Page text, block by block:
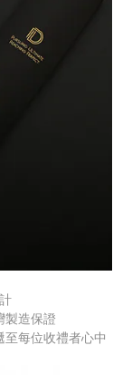
製造保證
每位收禮者心中